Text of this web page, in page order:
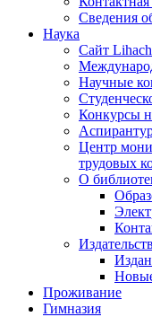
Сведения
Наука
Сайт
Научные
Конкурсы
Центр
трудовых
О
Проживание
Гимназия